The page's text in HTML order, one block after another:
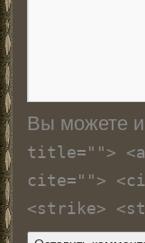
Вы можете
title="">
cite="">
<strike>